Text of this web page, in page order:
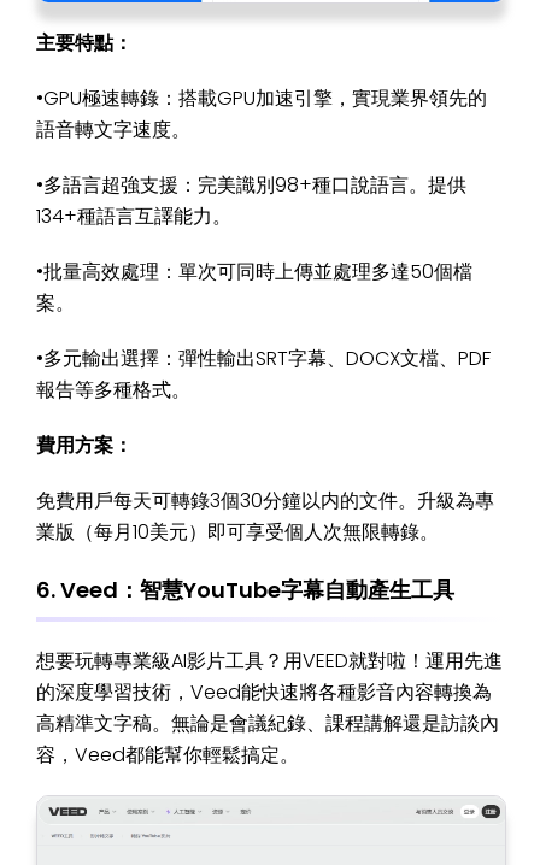
主要特點：
•GPU極速轉錄：搭載GPU加速引擎，實現業界領先的
語音轉文字速度。
•多語言超強支援：完美識別98+種口說語言。提供
134+種語言互譯能力。
•批量高效處理：單次可同時上傳並處理多達50個檔
案。
•多元輸出選擇：彈性輸出SRT字幕、DOCX文檔、PDF
報告等多種格式。
費用方案：
免費用戶每天可轉錄3個30分鐘以内的文件。升級為專
業版（每月10美元）即可享受個人次無限轉錄。
6. Veed：智慧YouTube字幕自動產生工具
想要玩轉專業級AI影片工具？用VEED就對啦！運用先進
的深度學習技術，Veed能快速將各種影音內容轉換為
高精準文字稿。無論是會議紀錄、課程講解還是訪談內
容，Veed都能幫你輕鬆搞定。